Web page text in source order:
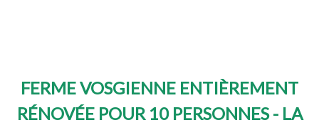
FERME VOSGIENNE ENTIÈREMENT
RÉNOVÉE POUR 10 PERSONNES - LA